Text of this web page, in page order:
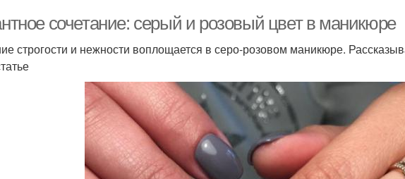
сочетание: серый и розовый цвет в маникюре
строгости и нежности воплощается в серо-розовом маникюре.